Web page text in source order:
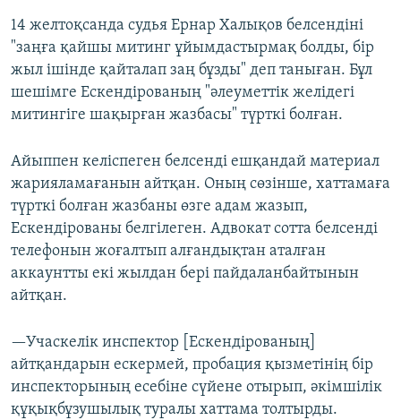
14 желтоқсанда судья Ернар Халықов белсендіні
"заңға қайшы митинг ұйымдастырмақ болды, бір
жыл ішінде қайталап заң бұзды" деп таныған. Бұл
шешімге Ескендірованың "әлеуметтік желідегі
митингіге шақырған жазбасы" түрткі болған.
Айыппен келіспеген белсенді ешқандай материал
жарияламағанын айтқан. Оның сөзінше, хаттамаға
түрткі болған жазбаны өзге адам жазып,
Ескендірованы белгілеген. Адвокат сотта белсенді
телефонын жоғалтып алғандықтан аталған
аккаунтты екі жылдан бері пайдаланбайтынын
айтқан.
—Учаскелік инспектор [Ескендірованың]
айтқандарын ескермей, пробация қызметінің бір
инспекторының есебіне сүйене отырып, әкімшілік
құқықбұзушылық туралы хаттама толтырды.